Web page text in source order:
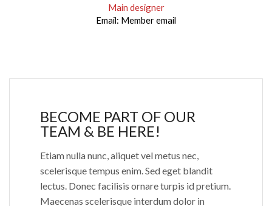
Main designer
Email: Member email
BECOME PART OF OUR
TEAM & BE HERE!
Etiam nulla nunc, aliquet vel metus nec,
scelerisque tempus enim. Sed eget blandit
lectus. Donec facilisis ornare turpis id pretium.
Maecenas scelerisque interdum dolor in